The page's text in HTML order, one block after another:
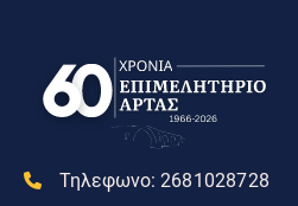
Τηλεφωνο: 2681028728